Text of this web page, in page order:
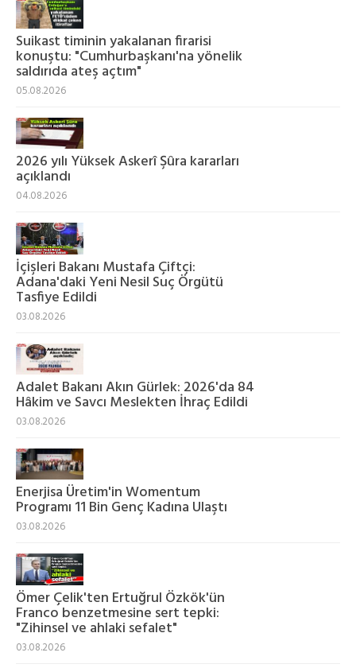
Suikast timinin yakalanan firarisi
konuştu: "Cumhurbaşkanı'na yönelik
saldırıda ateş açtım"
05.08.2026
2026 yılı Yüksek Askerî Şûra kararları
açıklandı
04.08.2026
İçişleri Bakanı Mustafa Çiftçi:
Adana'daki Yeni Nesil Suç Örgütü
Tasfiye Edildi
03.08.2026
Adalet Bakanı Akın Gürlek: 2026'da 84
Hâkim ve Savcı Meslekten İhraç Edildi
03.08.2026
Enerjisa Üretim'in Womentum
Programı 11 Bin Genç Kadına Ulaştı
03.08.2026
Ömer Çelik'ten Ertuğrul Özkök'ün
Franco benzetmesine sert tepki:
"Zihinsel ve ahlaki sefalet"
03.08.2026